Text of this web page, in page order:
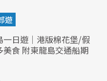
遊
一日遊｜港版棉花堡/假
美食 附東龍島交通船期